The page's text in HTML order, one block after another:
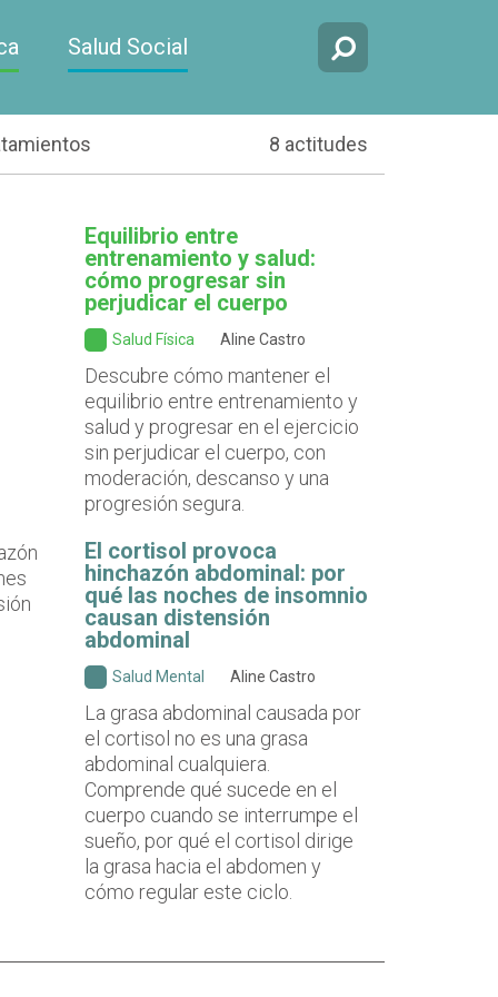
Salud Social
8 actitudes
Equilibrio entre
entrenamiento y salud:
cómo progresar sin
perjudicar el cuerpo
Salud Física Aline Castro
Descubre cómo mantener el
equilibrio entre entrenamiento y
salud y progresar en el ejercicio
sin perjudicar el cuerpo, con
moderación, descanso y una
progresión segura.
El cortisol provoca
hinchazón abdominal: por
qué las noches de insomnio
causan distensión
abdominal
Salud Mental Aline Castro
La grasa abdominal causada por
el cortisol no es una grasa
abdominal cualquiera.
Comprende qué sucede en el
cuerpo cuando se interrumpe el
sueño, por qué el cortisol dirige
la grasa hacia el abdomen y
cómo regular este ciclo.